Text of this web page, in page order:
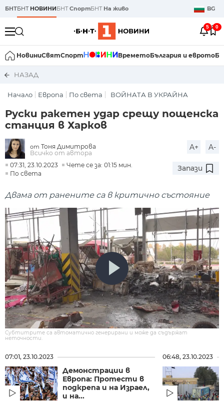
БНТБНТ НОВИНИБНТСпортБНТ На живо BG
5 0
НовиниСвятСпорт ВреметоБългария и еврото
НАЗАД
Начало Европа По света ВОЙНАТА В УКРАЙНА
Руски ракетен удар срещу пощенска
станция в Харков
от Тоня Димитрова
Всичко от автора
A+ A-
07:31, 23.10.2023
Чете се за: 01:15 мин.
По света
Запази
Двама от ранените са в критично състояние
Субтитрите са автоматично генерирани и може да съдържат
неточности.
07:01, 23.10.2023
Демонстрации в
Европа: Протести в
подкрепа и на Израел,
и на...
06:48, 23.10.2023